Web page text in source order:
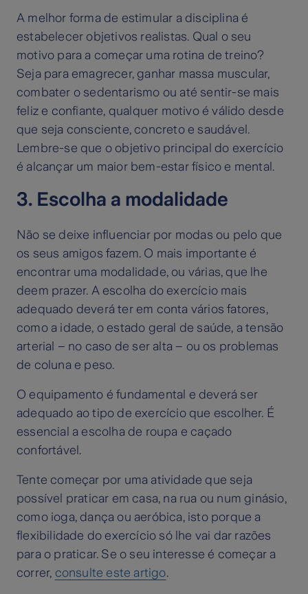
A melhor forma de estimular a disciplina é
estabelecer objetivos realistas. Qual o seu
motivo para a começar uma rotina de treino?
Seja para emagrecer, ganhar massa muscular,
combater o sedentarismo ou até sentir-se mais
feliz e confiante, qualquer motivo é válido desde
que seja consciente, concreto e saudável.
Lembre-se que o objetivo principal do exercício
é alcançar um maior bem-estar físico e mental.
3. Escolha a modalidade
Não se deixe influenciar por modas ou pelo que
os seus amigos fazem. O mais importante é
encontrar uma modalidade, ou várias, que lhe
deem prazer. A escolha do exercício mais
adequado deverá ter em conta vários fatores,
como a idade, o estado geral de saúde, a tensão
arterial – no caso de ser alta – ou os problemas
de coluna e peso.
O equipamento é fundamental e deverá ser
adequado ao tipo de exercício que escolher. É
essencial a escolha de roupa e caçado
confortável.
Tente começar por uma atividade que seja
possível praticar em casa, na rua ou num ginásio,
como ioga, dança ou aeróbica, isto porque a
flexibilidade do exercício só lhe vai dar razões
para o praticar. Se o seu interesse é começar a
correr, consulte este artigo.